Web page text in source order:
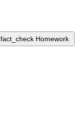
fact_check Homework